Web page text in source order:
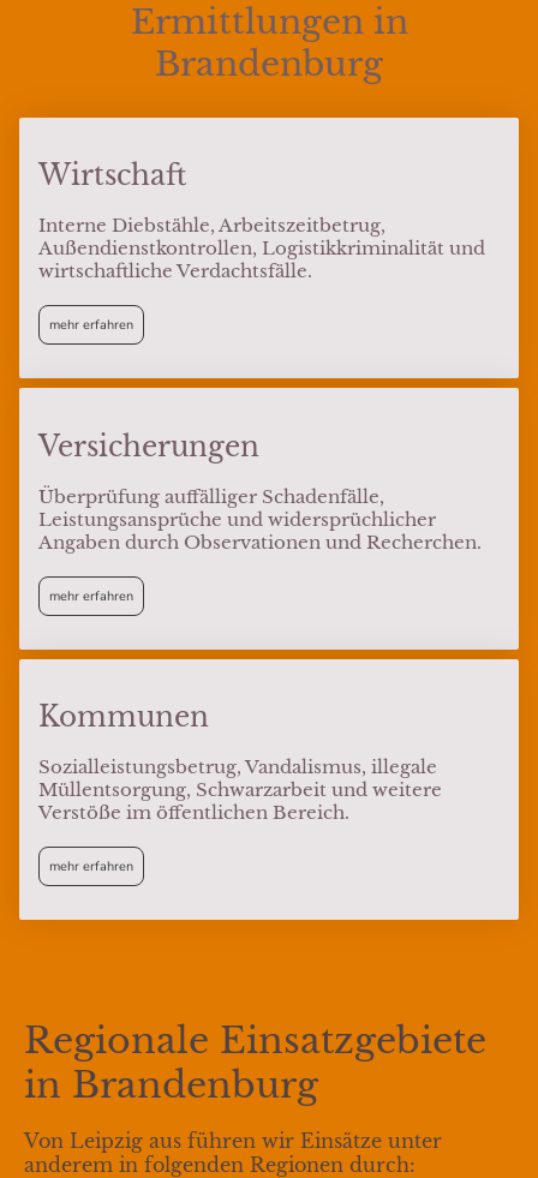
Ermittlungen in
Brandenburg
Wirtschaft
Interne Diebstähle, Arbeitszeitbetrug,
Außendienstkontrollen, Logistikkriminalität und
wirtschaftliche Verdachtsfälle.
mehr erfahren
Versicherungen
Überprüfung auffälliger Schadenfälle,
Leistungsansprüche und widersprüchlicher
Angaben durch Observationen und Recherchen.
mehr erfahren
Kommunen
Sozialleistungsbetrug, Vandalismus, illegale
Müllentsorgung, Schwarzarbeit und weitere
Verstöße im öffentlichen Bereich.
mehr erfahren
Regionale Einsatzgebiete
in Brandenburg
Von Leipzig aus führen wir Einsätze unter
anderem in folgenden Regionen durch: